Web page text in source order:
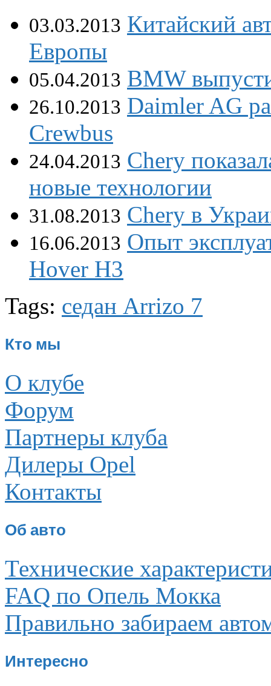
03.03.2013 Китайский
Европы
05.04.2013 BMW
26.10.2013 Daimler AG
Crewbus
24.04.2013 Chery
новые технологии
31.08.2013 Chery в
16.06.2013 Опыт
Hover H3
Tags: седан Arrizo 7
Кто мы
О клубе
Форум
Партнеры клуба
Дилеры Opel
Контакты
Об авто
Технические
FAQ по Опель Мокка
Правильно забираем
Интересно